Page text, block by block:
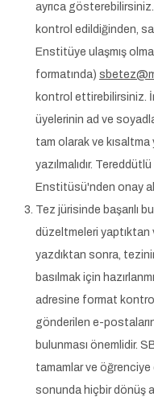
ayrıca gösterebilirsiniz.
kontrol edildiğinden,
Enstitüye ulaşmış
formatında)
kontrol ettirebilirsiniz.
üyelerinin ad ve
tam olarak ve kısaltma
yazılmalıdır.
Enstitüsü'nden onay
Tez jürisinde başarılı
düzeltmeleri yaptıktan
yazdıktan sonra,
basılmak için
adresine format
gönderilen e-
bulunması önemlidir.
tamamlar ve
sonunda hiçbir dönüş